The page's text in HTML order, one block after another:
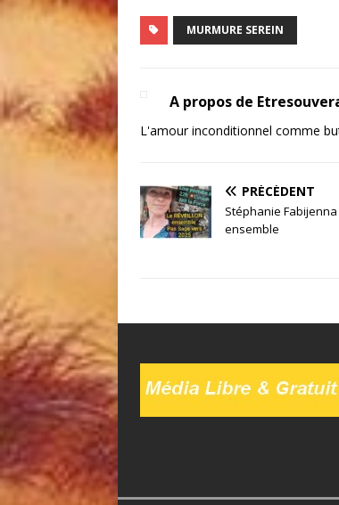
MURMURE SEREIN
A propos de
L'amour inconditionnel comme
PRÉCÉDENT
Stéphanie
ensemble